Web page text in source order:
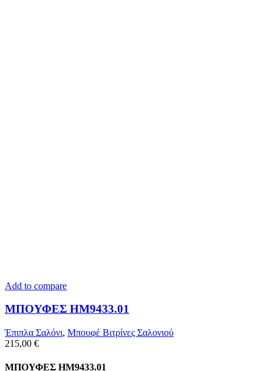
Add to compare
ΜΠΟΥΦΕΣ HM9433.01
Έπιπλα Σαλόνι, Μπουφέ Βιτρίνες Σαλονιού
215,00 €
ΜΠΟΥΦΕΣ HM9433.01